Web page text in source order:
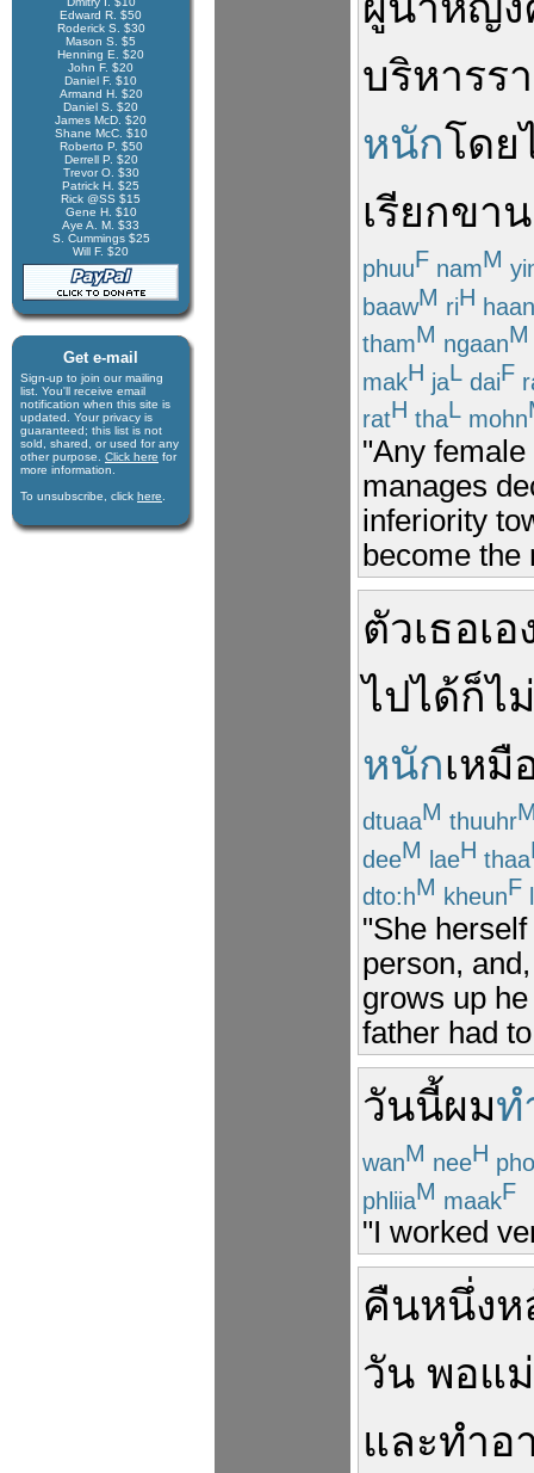
Edward R. $50
Roderick S. $30
Mason S. $5
Henning E. $20
John F. $20
Daniel F. $10
Armand H. $20
Daniel S. $20
James McD. $20
Shane McC. $10
Roberto P. $50
Derrell P. $20
Trevor O. $30
Patrick H. $25
Rick @SS $15
Gene H. $10
Aye A. M. $33
S. Cummings $25
Will F. $20
Get e-mail
Sign-up to join our mail­ing
list. You'll receive e­mail
notification when this site is
updated. Your privacy is
guaran­teed; this list is not
sold, shared, or used for any
other purpose. Click here for
more infor­mation.
To unsubscribe, click here
บริหารร
หนักโดย
เรียกขาน
phuuF namM
baawM riH haan
thamM ngaanM
makH jaL daiF
ratH thaL mohn
"Any
manages
inferiority
become
ตัวเธอเอ
ไปได้ก็ไม่
หนักเหมื
dtuaaM thuuhr
deeM laeH thaa
dto:hM kheunF
"She
person,
grows up
father had
วันนี้ผมท
wanM neeH
phliiaM maakF
"I worked
คืนหนึ่งห
วัน พอแม่
และทำอ